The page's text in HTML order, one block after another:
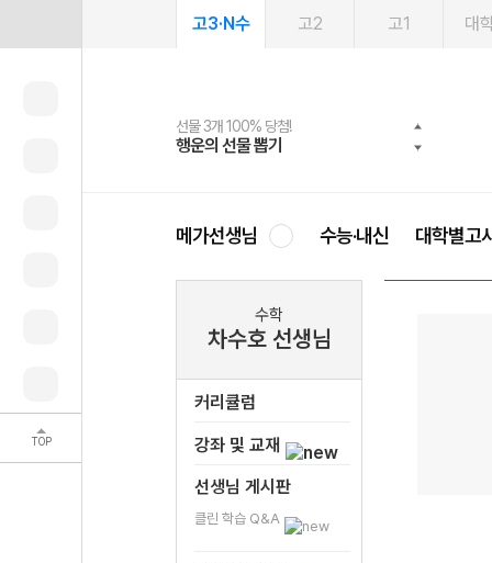
TOP
고3·N수 고2 고1 대
선물 3개 100% 당첨!
행운의 선물 뽑기
선물 100% 증정!
메가스터디 X 올리브
여름방학 스터디 캐시백
메가런 썸머스쿨
2027 러셀 단과
강사 공개선발
스마트러닝앱
설문 EVENT
메가패스
3일 무료 체험권
메가패스 수강생 무료혜택!
메가클럽 멤버십
사회공헌 캠페인
희망이룸 메가나눔
메가선생님 수능·내신 대학별고
수학
차수호 선생님
커리큘럼
강좌 및 교재
선생님 게시판
클린 학습 Q&A